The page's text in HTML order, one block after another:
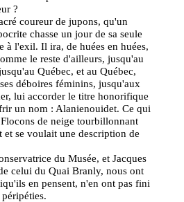
?
coureur de jupons, qu'un
chasse un jour de sa seule
à l'exil. Il ira, de huées en huées,
le reste d'ailleurs, jusqu'au
Québec, et au Québec,
déboires féminins, jusqu'aux
lui accorder le titre honorifique
un nom : Alanienouidet. Ce qui
de neige tourbillonnant
et se voulait une description de
du Musée, et Jacques
celui du Quai Branly, nous ont
en pensent, n'en ont pas fini